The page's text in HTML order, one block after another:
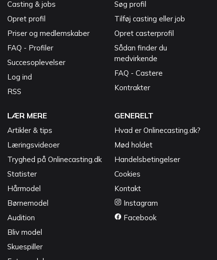
Casting & jobs
Opret profil
Priser og medlemskaber
FAQ - Profiler
Succesoplevelser
Log ind
RSS
Søg profil
Tilføj casting eller job
Opret casterprofil
Sådan finder du
medvirkende
FAQ - Castere
Kontrakter
LÆR MERE
Artikler & tips
Læringsvideoer
Tryghed på Onlinecasting.dk
Statister
Hårmodel
Børnemodel
Audition
Bliv model
Skuespiller
GENERELT
Hvad er Onlinecasting.dk?
Mød holdet
Handelsbetingelser
Cookies
Kontakt
Instagram
Facebook